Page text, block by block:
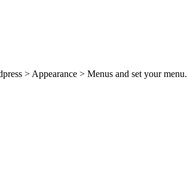
> Appearance > Menus and set your menu.